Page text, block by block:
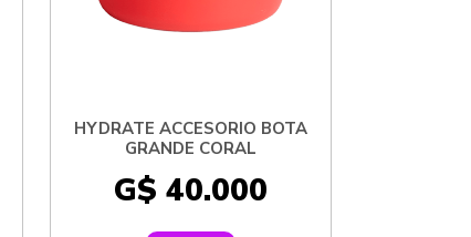
HYDRATE ACCESORIO BOTA
GRANDE CORAL
G$ 40.000